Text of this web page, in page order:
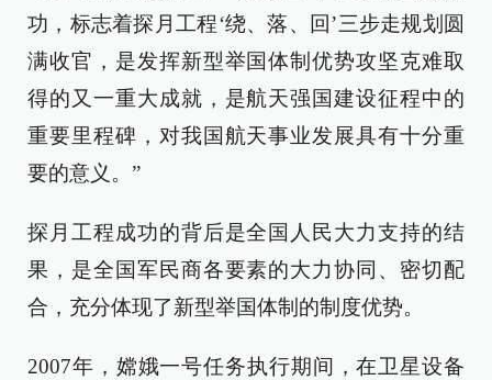
功，标志着探月工程‘绕、落、回’三步走规划圆
满收官，是发挥新型举国体制优势攻坚克难取
得的又一重大成就，是航天强国建设征程中的
重要里程碑，对我国航天事业发展具有十分重
要的意义。”
探月工程成功的背后是全国人民大力支持的结
果，是全国军民商各要素的大力协同、密切配
合，充分体现了新型举国体制的制度优势。
2007年，嫦娥一号任务执行期间，在卫星设备